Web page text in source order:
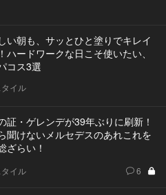
い朝も、サッとひと塗りでキレイ
ハードワークな日こそ使いたい、
コス3選
イル
証・ゲレンデが39年ぶりに刷新！
聞けないメルセデスのあれこれを
ざらい！
イル 6